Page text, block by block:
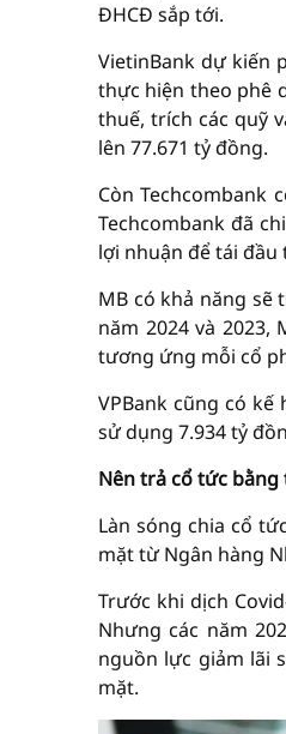
ĐHCĐ sắp tới.
VietinBank dự kiến
thực hiện theo phê
thuế, trích các quỹ
lên 77.671 tỷ đồng.
Còn Techcombank
Techcombank đã
lợi nhuận để tái
MB có khả năng sẽ
năm 2024 và
tương ứng mỗi cổ
VPBank cũng có
sử dụng 7.934 tỷ
Nên trả cổ tức bằng
Làn sóng chia cổ
mặt từ Ngân hàng
Trước khi dịch
Nhưng các năm
nguồn lực giảm lãi
mặt.